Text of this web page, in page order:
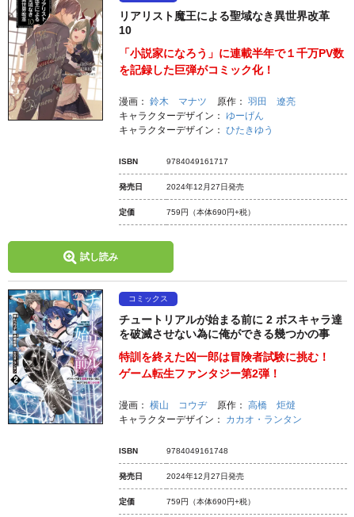
リアリスト魔王による聖域なき異世界改革
10
「小説家になろう」に連載半年で１千万PV数
を記録した巨弾がコミック化！
漫画： 鈴木 マナツ 原作： 羽田 遼亮
キャラクターデザイン： ゆーげん
キャラクターデザイン： ひたきゆう
ISBN 9784049161717
発売日 2024年12月27日発売
定価 759円 （本体690円+税）
試し読み
コミックス
チュートリアルが始まる前に 2 ボスキャラ達
を破滅させない為に俺ができる幾つかの事
特訓を終えた凶一郎は冒険者試験に挑む！
ゲーム転生ファンタジー第2弾！
漫画： 横山 コウヂ 原作： 高橋 炬燵
キャラクターデザイン： カカオ・ランタン
ISBN 9784049161748
発売日 2024年12月27日発売
定価 759円 （本体690円+税）